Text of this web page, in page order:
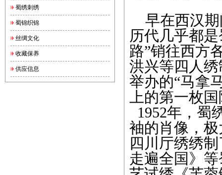
蜀绣刺绣
蜀锦织锦
丝绸文化
收藏保养
供应信息
早在西汉期
历代几乎都
路”销往西方
洪兴等四人
举办的“马拿
上的第一枚
1952年，蜀
袖的肖像，
四川厅绣绣
走遍全国》